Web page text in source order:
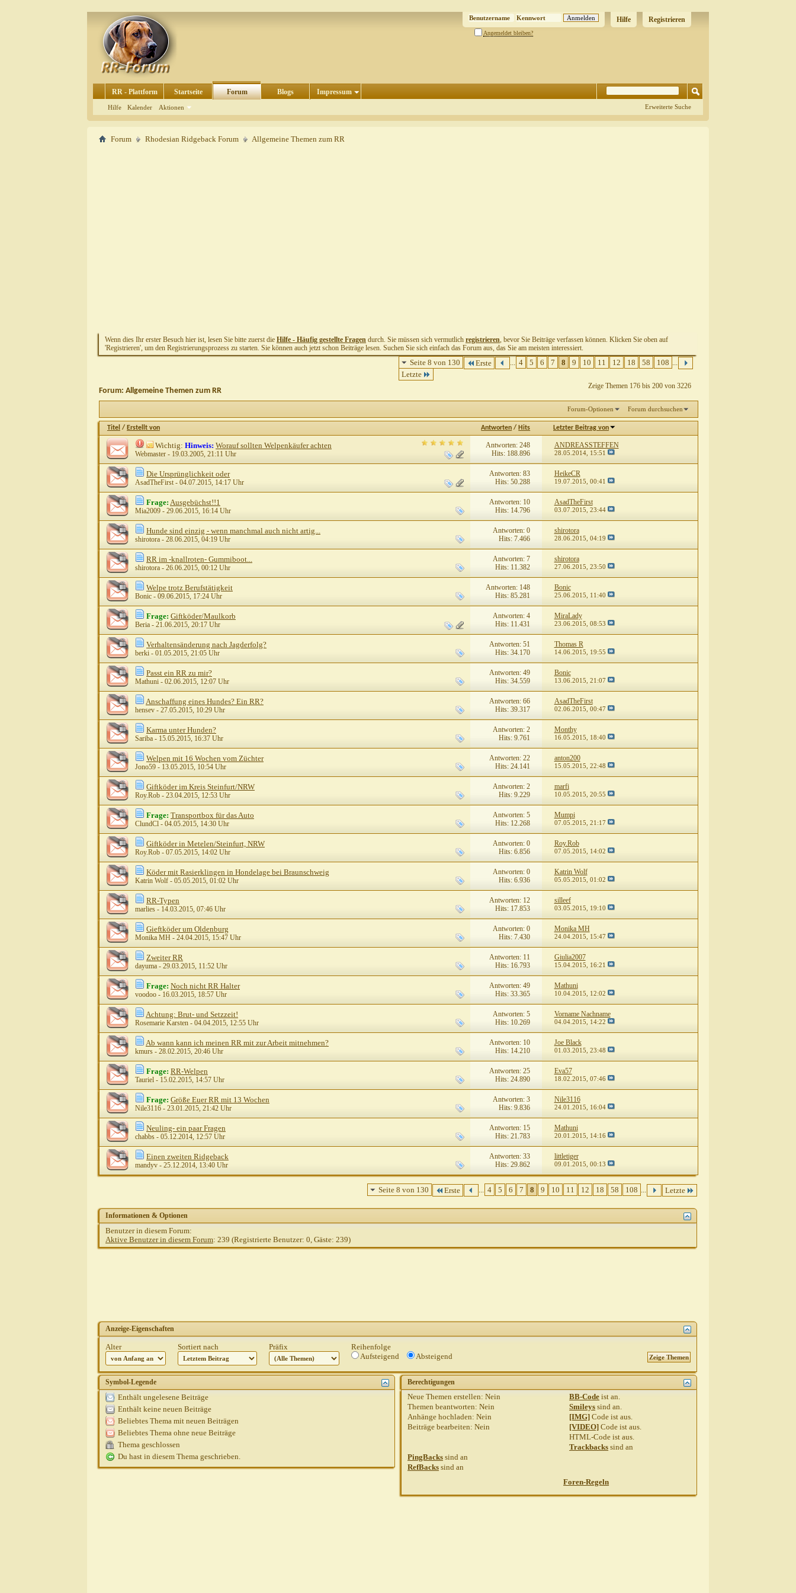
Registrieren
Hilfe
Angemeldet bleiben?
RR - Plattform Startseite Forum
Hilfe Kalender Aktionen
Blogs Impressum
Erweiterte Suche
Forum Rhodesian Ridgeback Forum Allgemeine Themen zum RR
Wenn dies Ihr erster Besuch hier ist, lesen Sie bitte zuerst die Hilfe - Häufig gestellte Fragen durch. Sie müssen sich vermutlich registrieren, bevor Sie Beiträge verfassen können. Klicken Sie oben auf
'Registrieren', um den Registrierungsprozess zu starten. Sie können auch jetzt schon Beiträge lesen. Suchen Sie sich einfach das Forum aus, das Sie am meisten interessiert.
Seite 8 von 130 Erste ... 4 5 6 7 8 9 10 11 12 18 58 108 ...
Letzte
Zeige Themen 176 bis 200 von 3226
Forum: Allgemeine Themen zum RR
Forum-Optionen Forum durchsuchen
Titel / Erstellt von Antworten / Hits Letzter Beitrag von
Wichtig: Hinweis: Worauf sollten Welpenkäufer achten
Webmaster - 19.03.2005, 21:11 Uhr
Antworten: 248
Hits: 188.896
ANDREASSTEFFEN
28.05.2014, 15:51
Die Ursprünglichkeit oder
AsadTheFirst- 04.07.2015, 14:17 Uhr
Antworten: 83
Hits: 50.288
HeikeCR
19.07.2015, 00:41
Frage: Ausgebüchst!!1
Mia2009 - 29.06.2015, 16:14 Uhr
Antworten: 10
Hits: 14.796
AsadTheFirst
03.07.2015, 23:44
Hunde sind einzig - wenn manchmal auch nicht artig...
shirotora - 28.06.2015, 04:19 Uhr
Antworten: 0
Hits: 7.466
shirotora
28.06.2015, 04:19
RR im -knallroten- Gummiboot...
shirotora - 26.06.2015, 00:12 Uhr
Antworten: 7
Hits: 11.382
shirotora
27.06.2015, 23:50
Welpe trotz Berufstätigkeit
Bonic - 09.06.2015, 17:24 Uhr
Antworten: 148
Hits: 85.281
Bonic
25.06.2015, 11:40
Frage: Giftköder/Maulkorb
Beria - 21.06.2015, 20:17 Uhr
Antworten: 4
Hits: 11.431
MiraLady
23.06.2015, 08:53
Verhaltensänderung nach Jagderfolg?
berki - 01.05.2015, 21:05 Uhr
Antworten: 51
Hits: 34.170
Thomas R
14.06.2015, 19:55
Passt ein RR zu mir?
Mathuni - 02.06.2015, 12:07 Uhr
Antworten: 49
Hits: 34.559
Bonic
13.06.2015, 21:07
Anschaffung eines Hundes? Ein RR?
hensev - 27.05.2015, 10:29 Uhr
Antworten: 66
Hits: 39.317
AsadTheFirst
02.06.2015, 00:47
Karma unter Hunden?
Sariba - 15.05.2015, 16:37 Uhr
Antworten: 2
Hits: 9.761
Monthy
16.05.2015, 18:40
Welpen mit 16 Wochen vom Züchter
Jono59 - 13.05.2015, 10:54 Uhr
Antworten: 22
Hits: 24.141
anton200
15.05.2015, 22:48
Giftköder im Kreis Steinfurt/NRW
Roy.Rob - 23.04.2015, 12:53 Uhr
Antworten: 2
Hits: 9.229
marfi
10.05.2015, 20:55
Frage: Transportbox für das Auto
ClundCl - 04.05.2015, 14:30 Uhr
Antworten: 5
Hits: 12.268
Mumpi
07.05.2015, 21:17
Giftköder in Metelen/Steinfurt, NRW
Roy.Rob - 07.05.2015, 14:02 Uhr
Antworten: 0
Hits: 6.856
Roy.Rob
07.05.2015, 14:02
Köder mit Rasierklingen in Hondelage bei Braunschweig
Katrin Wolf - 05.05.2015, 01:02 Uhr
Antworten: 0
Hits: 6.936
Katrin Wolf
05.05.2015, 01:02
RR-Typen
marlies - 14.03.2015, 07:46 Uhr
Antworten: 12
Hits: 17.853
silleef
03.05.2015, 19:10
Gieftköder um Oldenburg
Monika MH - 24.04.2015, 15:47 Uhr
Antworten: 0
Hits: 7.430
Monika MH
24.04.2015, 15:47
Zweiter RR
dayuma - 29.03.2015, 11:52 Uhr
Antworten: 11
Hits: 16.793
Giulia2007
15.04.2015, 16:21
Frage: Noch nicht RR Halter
voodoo - 16.03.2015, 18:57 Uhr
Antworten: 49
Hits: 33.365
Mathuni
10.04.2015, 12:02
Achtung: Brut- und Setzzeit!
Rosemarie Karsten - 04.04.2015, 12:55 Uhr
Antworten: 5
Hits: 10.269
Vorname Nachname
04.04.2015, 14:22
Ab wann kann ich meinen RR mit zur Arbeit mitnehmen?
kmurs - 28.02.2015, 20:46 Uhr
Antworten: 10
Hits: 14.210
Joe Black
01.03.2015, 23:48
Frage: RR-Welpen
Tauriel - 15.02.2015, 14:57 Uhr
Antworten: 25
Hits: 24.890
Eva57
18.02.2015, 07:46
Frage: Größe Euer RR mit 13 Wochen
Nile3116 - 23.01.2015, 21:42 Uhr
Antworten: 3
Hits: 9.836
Nile3116
24.01.2015, 16:04
Neuling- ein paar Fragen
chabbs - 05.12.2014, 12:57 Uhr
Antworten: 15
Hits: 21.783
Mathuni
20.01.2015, 14:16
Einen zweiten Ridgeback
mandyv - 25.12.2014, 13:40 Uhr
Antworten: 33
Hits: 29.862
littletiger
09.01.2015, 00:13
Seite 8 von 130 Erste 4 5 6 7 8 9 10 11 12 18 58 108 Letzte
Informationen & Optionen
Benutzer in diesem Forum:
Aktive Benutzer in diesem Forum: 239 (Registrierte Benutzer: 0, Gäste: 239)
Anzeige-Eigenschaften
Alter Sortiert nach Präfix
Reihenfolge
Aufsteigend
Absteigend
Symbol-Legende
Enthält ungelesene Beiträge
Enthält keine neuen Beiträge
Beliebtes Thema mit neuen Beiträgen
Beliebtes Thema ohne neue Beiträge
Thema geschlossen
Du hast in diesem Thema geschrieben.
Berechtigungen
Neue Themen erstellen:Nein
Themen beantworten:Nein
Anhänge hochladen:Nein
Beiträge bearbeiten:Nein
BB-Code istan
Smileys sindan
[IMG] Code istaus
[VIDEO] Code istaus
HTML-Code istaus
Trackbacks sindan
PingBacks sindan
RefBacks sindan
Foren-Regeln